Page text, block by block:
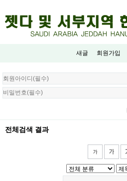
새글 회원가입
회
원
로
전체검색 결과